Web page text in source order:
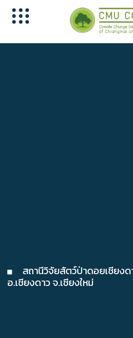
สถานีวิจัยสัตว์ป่าดอยเชียงด
อ.เชียงดาว จ.เชียงใหม่